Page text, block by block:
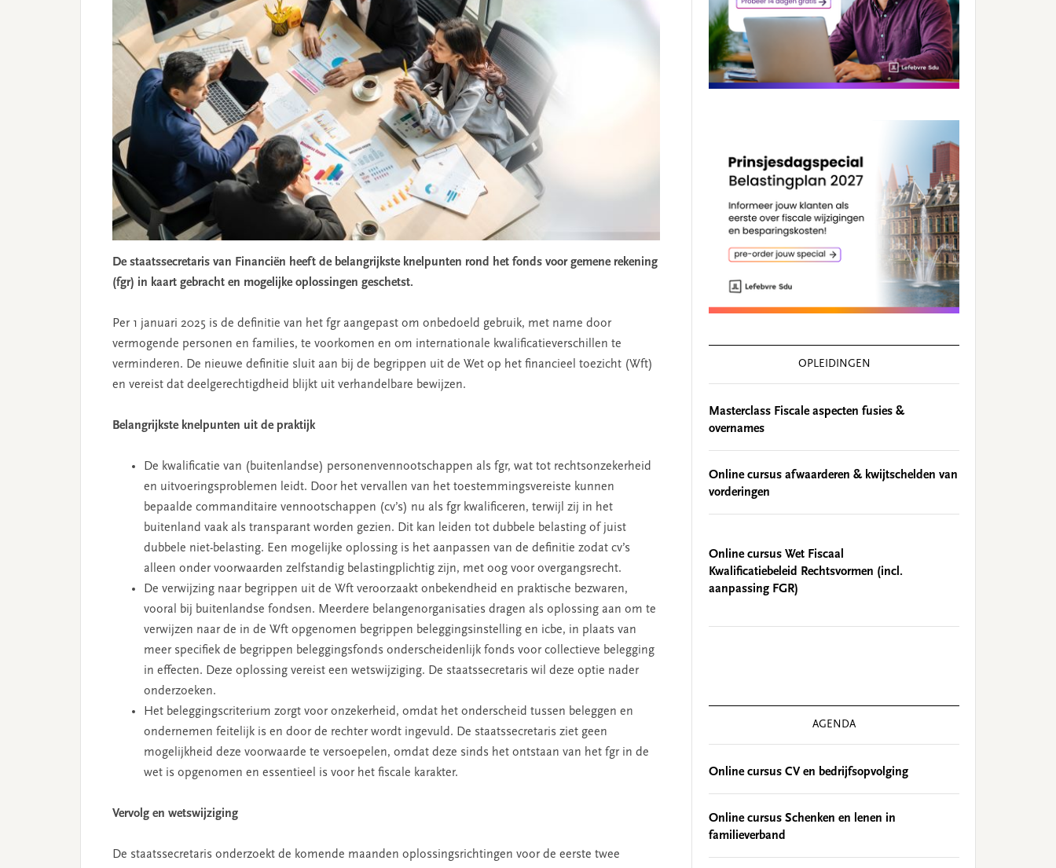
De staatssecretaris van Financiën heeft de belangrijkste knelpunten rond het fonds voor gemene rekening
(fgr) in kaart gebracht en mogelijke oplossingen geschetst.
Per 1 januari 2025 is de definitie van het fgr aangepast om onbedoeld gebruik, met name door
vermogende personen en families, te voorkomen en om internationale kwalificatieverschillen te
verminderen. De nieuwe definitie sluit aan bij de begrippen uit de Wet op het financieel toezicht (Wft)
en vereist dat deelgerechtigdheid blijkt uit verhandelbare bewijzen.
Belangrijkste knelpunten uit de praktijk
De kwalificatie van (buitenlandse) personenvennootschappen als fgr, wat tot rechtsonzekerheid
en uitvoeringsproblemen leidt. Door het vervallen van het toestemmingsvereiste kunnen
bepaalde commanditaire vennootschappen (cv’s) nu als fgr kwalificeren, terwijl zij in het
buitenland vaak als transparant worden gezien. Dit kan leiden tot dubbele belasting of juist
dubbele niet-belasting. Een mogelijke oplossing is het aanpassen van de definitie zodat cv’s
alleen onder voorwaarden zelfstandig belastingplichtig zijn, met oog voor overgangsrecht.
De verwijzing naar begrippen uit de Wft veroorzaakt onbekendheid en praktische bezwaren,
vooral bij buitenlandse fondsen. Meerdere belangenorganisaties dragen als oplossing aan om te
verwijzen naar de in de Wft opgenomen begrippen beleggingsinstelling en icbe, in plaats van
meer specifiek de begrippen beleggingsfonds onderscheidenlijk fonds voor collectieve belegging
in effecten. Deze oplossing vereist een wetswijziging. De staatssecretaris wil deze optie nader
onderzoeken.
Het beleggingscriterium zorgt voor onzekerheid, omdat het onderscheid tussen beleggen en
ondernemen feitelijk is en door de rechter wordt ingevuld. De staatssecretaris ziet geen
mogelijkheid deze voorwaarde te versoepelen, omdat deze sinds het ontstaan van het fgr in de
wet is opgenomen en essentieel is voor het fiscale karakter.
Vervolg en wetswijziging
De staatssecretaris onderzoekt de komende maanden oplossingsrichtingen voor de eerste twee
OPLEIDINGEN
Masterclass Fiscale aspecten fusies &
overnames
Online cursus afwaarderen & kwijtschelden van
vorderingen
Online cursus Wet Fiscaal
Kwalificatiebeleid Rechtsvormen (incl.
aanpassing FGR)
AGENDA
Online cursus CV en bedrijfsopvolging
Online cursus Schenken en lenen in
familieverband